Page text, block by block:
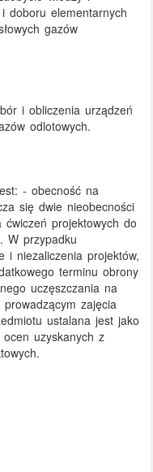
doboru elementarnych
gazów
i obliczenia urządzeń
odlotowych.
- obecność na
się dwie nieobecności
projektowych do
W przypadku
i niezaliczenia projektów,
terminu obrony
uczęszczania na
zajęcia
ustalana jest jako
uzyskanych z